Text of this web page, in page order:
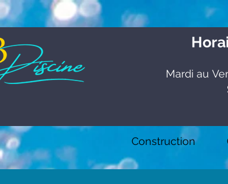
Mardi au
Construction